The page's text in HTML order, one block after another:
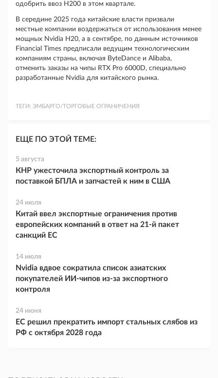
одобрить ввоз H200 в этом квартале.
В середине 2025 года китайские власти призвали
местные компании воздержаться от использования менее
мощных Nvidia H20, а в сентябре, по данным источников
Financial Times предписали ведущим технологическим
компаниям страны, включая ByteDance и Alibaba,
отменить заказы на чипы RTX Pro 6000D, специально
разработанные Nvidia для китайского рынка.
ТЕГИ: ЭМБАРГО/ТОРГОВЫЕ ОГРАНИЧЕНИЯ
ЕЩЕ ПО ЭТОЙ ТЕМЕ:
5 августа
КНР ужесточила экспортный контроль за
поставкой БПЛА и запчастей к ним в США
24 июля
Китай ввел экспортные ограничения против
европейских компаний в ответ на 21-й пакет
санкций ЕС
14 июля
Nvidia вдвое сократила список азиатских
покупателей ИИ-чипов из-за экспортного
контроля
24 июня
ЕС решил прекратить импорт стальных слябов из
РФ с октября 2028 года